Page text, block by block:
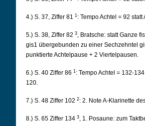
4.) S. 37, Ziffer 81 1 : Tempo Achtel = 92 statt
5.) S. 38, Ziffer 82 3, Bratsche: statt Ganze
gis1 übergebunden zu einer Sechzehntel
punktierte Achtelpause + 2 Viertelpausen.
6.) S. 40 Ziffer 86 1 : Tempo Achtel = 132-
120.
7.) S. 48 Ziffer 102 2: 2. Note A-Klarinette
8.) S. 65 Ziffer 134 3, 1. Posaune: zum